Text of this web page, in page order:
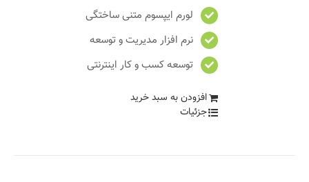
لورم ایپسوم متنی ساختگی
نرم افزار مدیریت و توسعه
توسعه کسب و کار اینترنتی
افزودن به سبد خرید
جزئیات